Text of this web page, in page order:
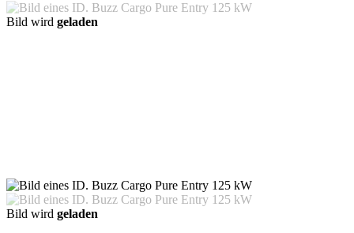
Bild wird geladen
Bild wird geladen